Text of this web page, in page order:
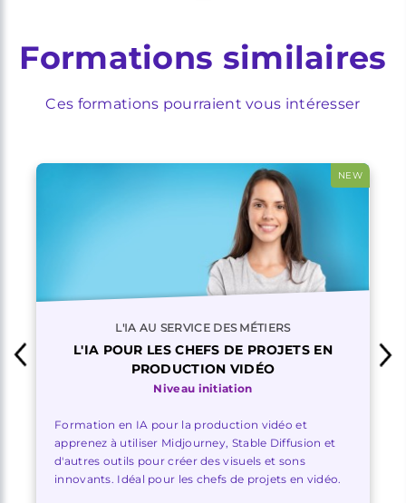
Formations similaires
Ces formations pourraient vous intéresser
NEW
L'IA AU SERVICE DES MÉTIERS
L'IA POUR LES CHEFS DE PROJETS EN
PRODUCTION VIDÉO
Niveau initiation
Formation en IA pour la production vidéo et
apprenez à utiliser Midjourney, Stable Diffusion et
d'autres outils pour créer des visuels et sons
innovants. Idéal pour les chefs de projets en vidéo.